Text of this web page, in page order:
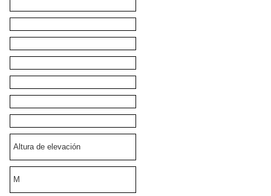
Altura de elevación
M